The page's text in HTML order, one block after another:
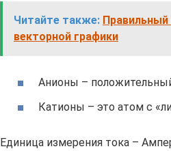
Читайте также:
векторной графики
Анионы –
Катионы – это атом с
Единица измерения тока –